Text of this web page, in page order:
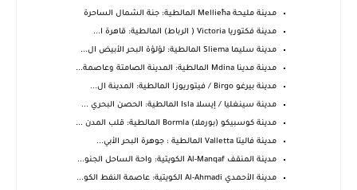
مدينة مليحة Mellieħa المالطية: جنة الشمال الساحرة
مدينة فكتوريا Victoria ( الرباط) المالطية: قاهرة ا...
مدينة سليما Sliema المالطية: لؤلؤة البحر الأبيض ال...
مدينة مدينا Mdina المالطية: المدينة الصامتة وعاصمة...
مدينة بيرغو Birgo / فيتوريوزا المالطية: المدينة ال...
مدينة سينغليا / إيسلا Isla المالطية: الحصن البحري ...
مدينة كوسبيكو (بورملا) Bormla المالطية: قلب المدن ...
مدينة فاليتا Valletta المالطية : جوهرة البحر الأبي...
مدينة المنقف Al-Manqaf الكويتية: واحة الساحل الجنو...
مدينة الأحمدي Al-Ahmadi الكويتية: عاصمة النفط الكو...